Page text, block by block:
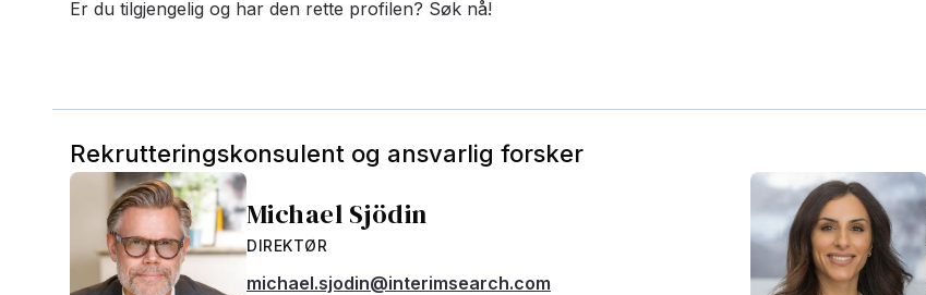
Er du tilgjengelig og har den rette profilen? Søk nå!
Rekrutteringskonsulent og ansvarlig forsker
Michael Sjödin
DIREKTØR
michael.sjodin@interimsearch.com